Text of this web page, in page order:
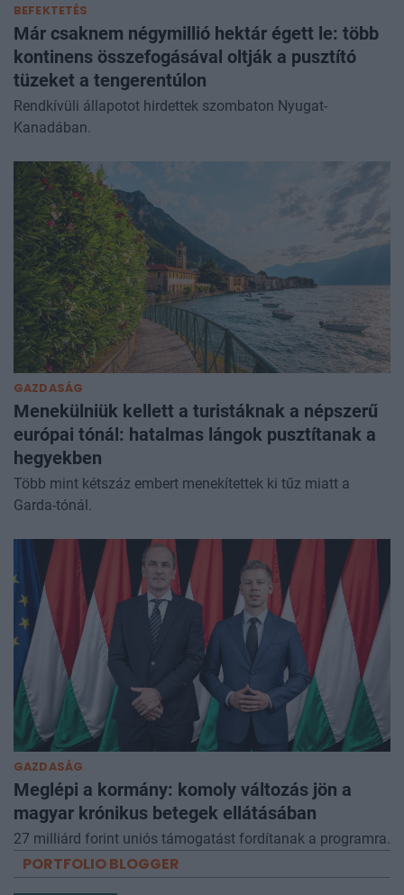
BEFEKTETÉS
Már csaknem négymillió hektár égett le: több
kontinens összefogásával oltják a pusztító
tüzeket a tengerentúlon
Rendkívüli állapotot hirdettek szombaton Nyugat-
Kanadában.
GAZDASÁG
Menekülniük kellett a turistáknak a népszerű
európai tónál: hatalmas lángok pusztítanak a
hegyekben
Több mint kétszáz embert menekítettek ki tűz miatt a
Garda-tónál.
GAZDASÁG
Meglépi a kormány: komoly változás jön a
magyar krónikus betegek ellátásában
27 milliárd forint uniós támogatást fordítanak a programra.
PORTFOLIO BLOGGER